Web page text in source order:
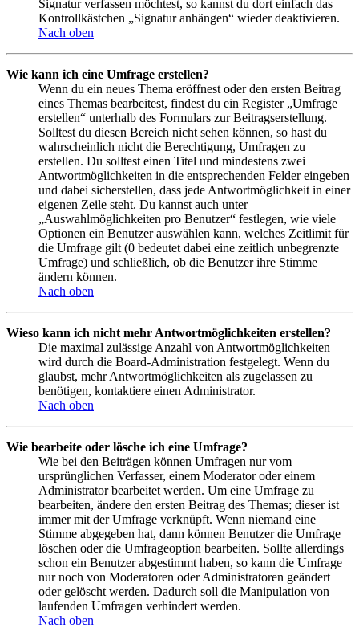
Signatur verfassen möchtest, so kannst du dort einfach das
Kontrollkästchen „Signatur anhängen“ wieder deaktivieren.
Nach oben
Wie kann ich eine Umfrage erstellen?
Wenn du ein neues Thema eröffnest oder den ersten Beitrag
eines Themas bearbeitest, findest du ein Register „Umfrage
erstellen“ unterhalb des Formulars zur Beitragserstellung.
Solltest du diesen Bereich nicht sehen können, so hast du
wahrscheinlich nicht die Berechtigung, Umfragen zu
erstellen. Du solltest einen Titel und mindestens zwei
Antwortmöglichkeiten in die entsprechenden Felder eingeben
und dabei sicherstellen, dass jede Antwortmöglichkeit in einer
eigenen Zeile steht. Du kannst auch unter
„Auswahlmöglichkeiten pro Benutzer“ festlegen, wie viele
Optionen ein Benutzer auswählen kann, welches Zeitlimit für
die Umfrage gilt (0 bedeutet dabei eine zeitlich unbegrenzte
Umfrage) und schließlich, ob die Benutzer ihre Stimme
ändern können.
Nach oben
Wieso kann ich nicht mehr Antwortmöglichkeiten erstellen?
Die maximal zulässige Anzahl von Antwortmöglichkeiten
wird durch die Board-Administration festgelegt. Wenn du
glaubst, mehr Antwortmöglichkeiten als zugelassen zu
benötigen, kontaktiere einen Administrator.
Nach oben
Wie bearbeite oder lösche ich eine Umfrage?
Wie bei den Beiträgen können Umfragen nur vom
ursprünglichen Verfasser, einem Moderator oder einem
Administrator bearbeitet werden. Um eine Umfrage zu
bearbeiten, ändere den ersten Beitrag des Themas; dieser ist
immer mit der Umfrage verknüpft. Wenn niemand eine
Stimme abgegeben hat, dann können Benutzer die Umfrage
löschen oder die Umfrageoption bearbeiten. Sollte allerdings
schon ein Benutzer abgestimmt haben, so kann die Umfrage
nur noch von Moderatoren oder Administratoren geändert
oder gelöscht werden. Dadurch soll die Manipulation von
laufenden Umfragen verhindert werden.
Nach oben